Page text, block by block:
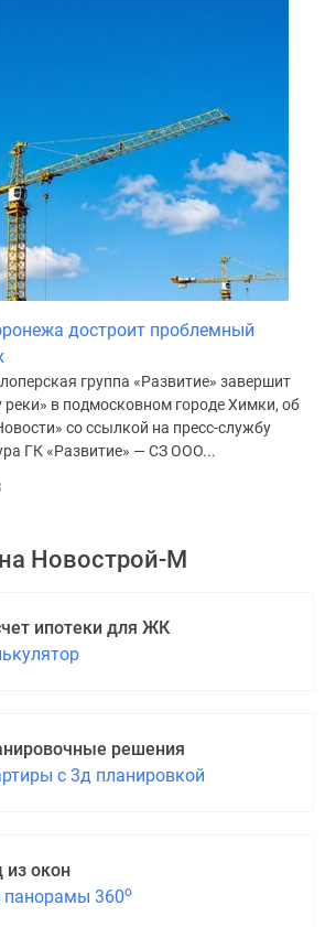
достроит проблемный
группа «Развитие» завершит
реки» в подмосковном городе Химки, об
со ссылкой на пресс-службу
ГК «Развитие» — СЗ ООО...
Новострой-М
ипотеки для ЖК
решения
с 3д планировкой
из окон
панорамы 360о